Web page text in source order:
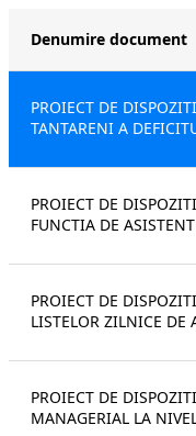
Denumire document
PROIECT DE
TANTARENI A
PROIECT DE
FUNCTIA DE
PROIECT DE
LISTELOR ZILNICE
PROIECT DE
MANAGERIAL LA